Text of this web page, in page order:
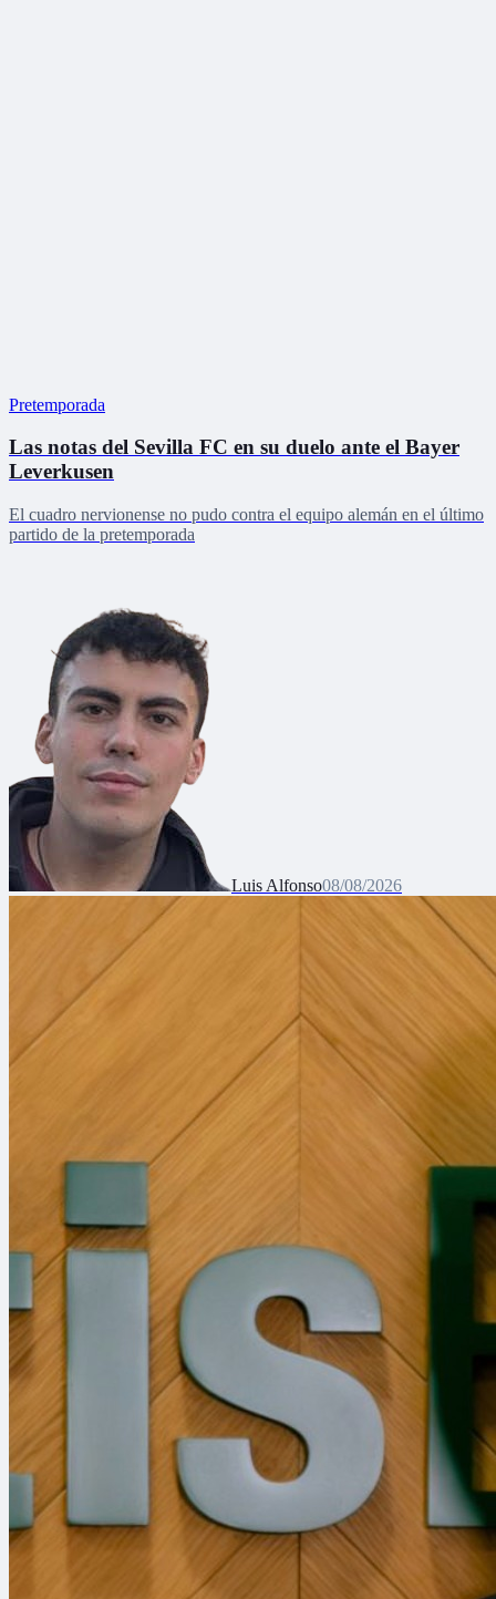
Pretemporada
Las notas del Sevilla FC en su duelo ante el Bayer
Leverkusen
El cuadro nervionense no pudo contra el equipo alemán en el último
partido de la pretemporada
Luis Alfonso08/08/2026